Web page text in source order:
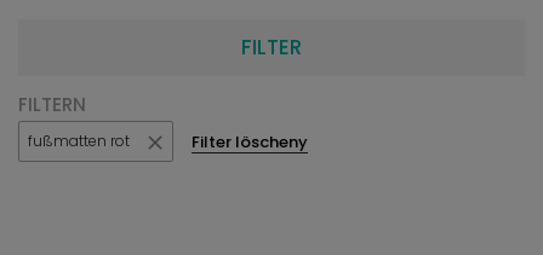
FILTER
FILTERN
fußmatten rot Filter löscheny